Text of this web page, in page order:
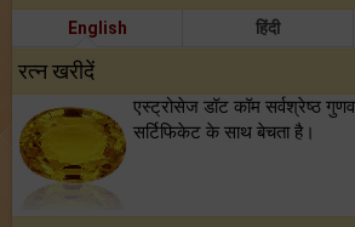
English हिंदी
रत्न खरीदें
एस्ट्रोसेज डॉट कॉम सर्वश्रेष्ठ
सर्टिफिकेट के साथ बेचता है।